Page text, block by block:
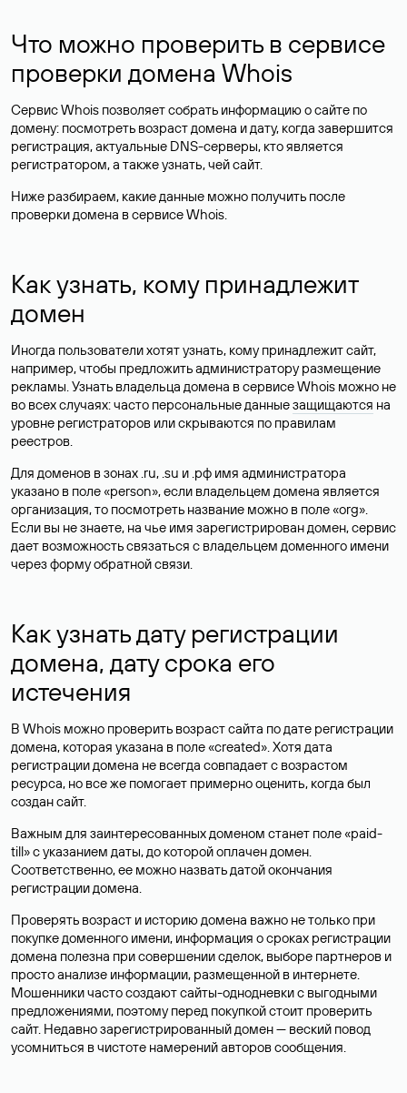
Что можно проверить в сервисе
проверки домена Whois
Сервис Whois позволяет собрать информацию о сайте по
домену: посмотреть возраст домена и дату, когда завершится
регистрация, актуальные DNS-серверы, кто является
регистратором, а также узнать, чей сайт.
Ниже разбираем, какие данные можно получить после
проверки домена в сервисе Whois.
Как узнать, кому принадлежит
домен
Иногда пользователи хотят узнать, кому принадлежит сайт,
например, чтобы предложить администратору размещение
рекламы. Узнать владельца домена в сервисе Whois можно не
во всех случаях: часто персональные данныезащищаются на
уровне регистраторов или скрываются по правилам
реестров.
Для доменов в зонах .ru, .su и .рф имя администратора
указано в поле «person», если владельцем домена является
организация, то посмотреть название можно в поле «org».
Если вы не знаете, на чье имя зарегистрирован домен, сервис
дает возможность связаться с владельцем доменного имени
через форму обратной связи.
Как узнать дату регистрации
домена, дату срока его
истечения
В Whois можно проверить возраст сайта по дате регистрации
домена, которая указана в поле «created». Хотя дата
регистрации домена не всегда совпадает с возрастом
ресурса, но все же помогает примерно оценить, когда был
создан сайт.
Важным для заинтересованных доменом станет поле «paid-
till» с указанием даты, до которой оплачен домен.
Соответственно, ее можно назвать датой окончания
регистрации домена.
Проверять возраст и историю домена важно не только при
покупке доменного имени, информация о сроках регистрации
домена полезна при совершении сделок, выборе партнеров и
просто анализе информации, размещенной в интернете.
Мошенники часто создают сайты-однодневки с выгодными
предложениями, поэтому перед покупкой стоит проверить
сайт. Недавно зарегистрированный домен — веский повод
усомниться в чистоте намерений авторов сообщения.